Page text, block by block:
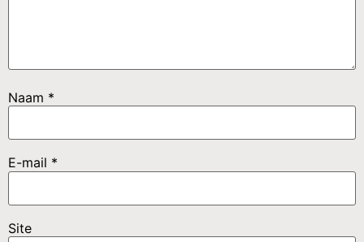
Naam *
E-mail *
Site